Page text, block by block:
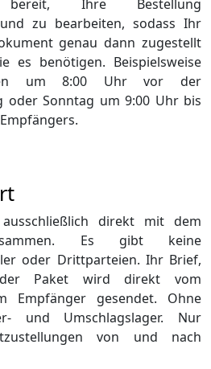
direkt mit dem
Es gibt keine
oder Drittparteien. Ihr Brief,
Paket wird direkt vom
Empfänger gesendet. Ohne
und Umschlagslager. Nur
von und nach
bereit, Ihre Bestellung
zu bearbeiten, sodass Ihr
genau dann zugestellt
es benötigen. Beispielsweise
um 8:00 Uhr vor der
oder Sonntag um 9:00 Uhr bis